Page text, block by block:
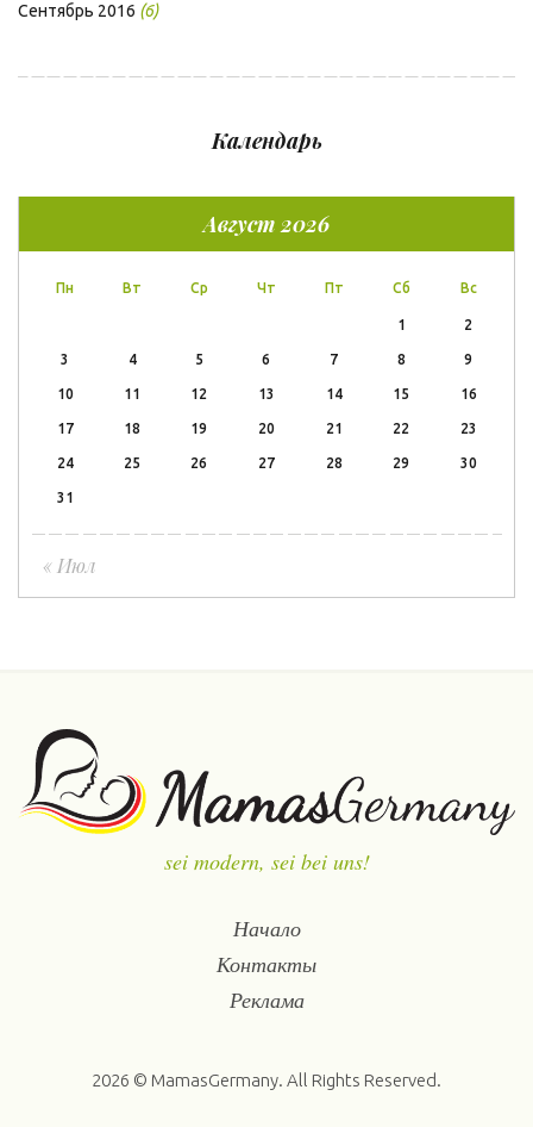
Сентябрь 2016 (6)
Календарь
Август 2026
Пн Вт Ср Чт Пт Сб Вс
« Июл
1 2
3 4 5 6 7 8 9
10 11 12 13 14 15 16
17 18 19 20 21 22 23
24 25 26 27 28 29 30
31
sei modern, sei bei uns!
Начало
Контакты
Реклама
2026 © MamasGermany. All Rights Reserved.